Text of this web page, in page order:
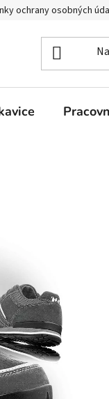
ochrany osobných